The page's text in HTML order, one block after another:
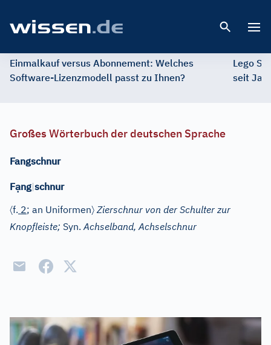
Einmalkauf versus Abonnement: Welches
Software-Lizenzmodell passt zu Ihnen?
Lego
seit
Großes Wörterbuch der deutschen Sprache
Fangschnur
Fạng|schnur
〈f. 2; an Uniformen〉 Zierschnur von der Schulter zur
Knopfleiste; Syn.Achselband, Achselschnur